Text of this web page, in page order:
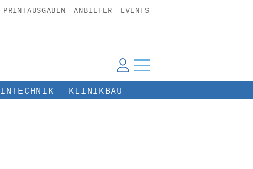
PRINTAUSGABEN ANBIETER EVENTS
KLINIKBAU